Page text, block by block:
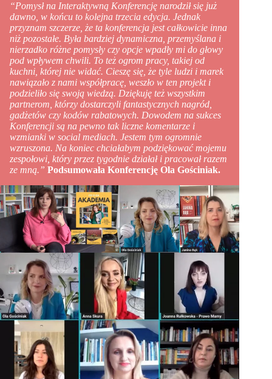
“Pomysł na Interaktywną Konferencję narodził się już
dawno, w końcu to kolejna trzecia edycja. Jednak
przyznam szczerze, że ta konferencja jest całkowicie inna
niż pozostałe. Była bardziej dynamiczna, przemyślana i
nierzadko różne pomysły czy opcje wpadły mi do głowy
pod wpływem chwili. To też ogrom pracy, takiej od
kuchni, której nie widać. Cieszę się, że tyle ludzi i marek
nawiązało z nami współpracę, weszło w ten projekt i
podzieliło się swoją wiedzą. Dziękuję też wszystkim
partnerom, którzy dostarczyli fantastycznych nagród,
gadżetów czy kodów rabatowych. Dowodem na sukces
Konferencji są na pewno tak liczne komentarze i
wzmianki w social mediach. Jestem tym ogromnie
wzruszona. Na koniec chciałabym podziękować mojemu
zespołowi, który przez tygodnie działał i pracował razem
ze mną.” Podsumowała Konferencję Ola Gościniak.